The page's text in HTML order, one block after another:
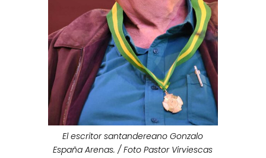
El escritor santandereano Gonzalo
España Arenas. / Foto Pastor Virviescas